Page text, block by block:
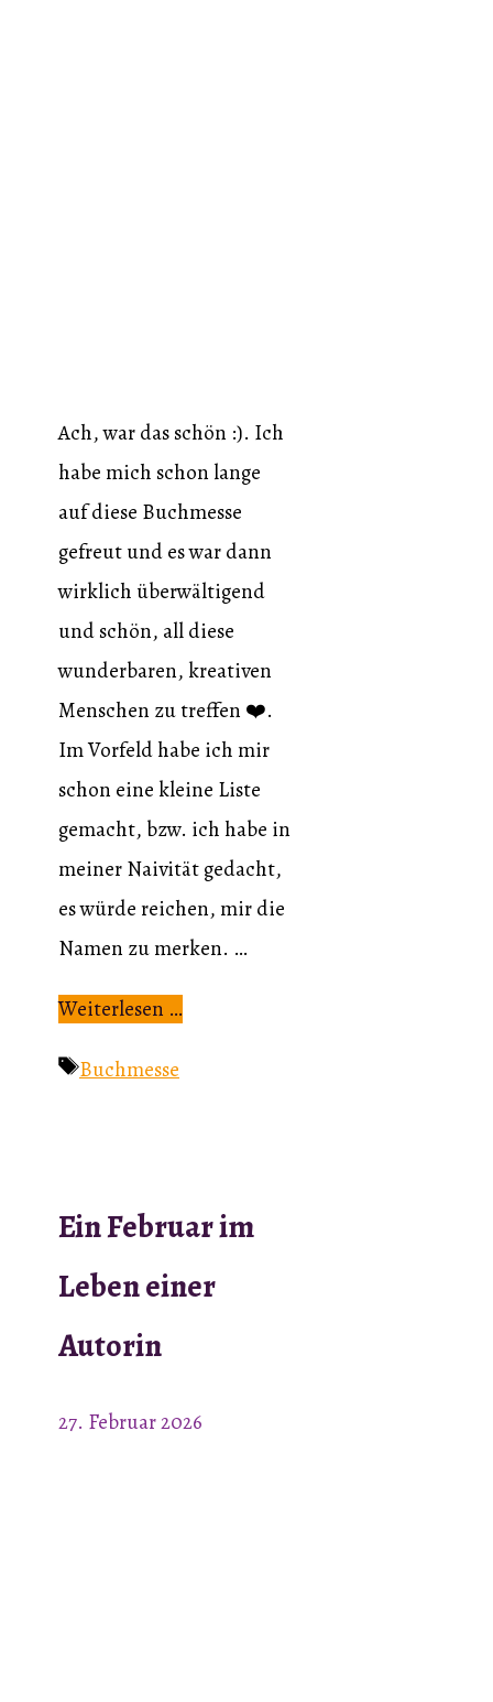
Ach, war das schön :). Ich
habe mich schon lange
auf diese Buchmesse
gefreut und es war dann
wirklich überwältigend
und schön, all diese
wunderbaren, kreativen
Menschen zu treffen ❤️.
Im Vorfeld habe ich mir
schon eine kleine Liste
gemacht, bzw. ich habe in
meiner Naivität gedacht,
es würde reichen, mir die
Namen zu merken. …
Weiterlesen …
Schlagwörter
Buchmesse
Ein Februar im
Leben einer
Autorin
27. Februar 2026